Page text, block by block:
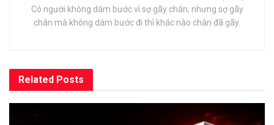
Có người không dám bước vì sợ gãy chân, nhưng sợ gãy
chân mà không dám bước đi thì khác nào chân đã gãy.
Related Posts